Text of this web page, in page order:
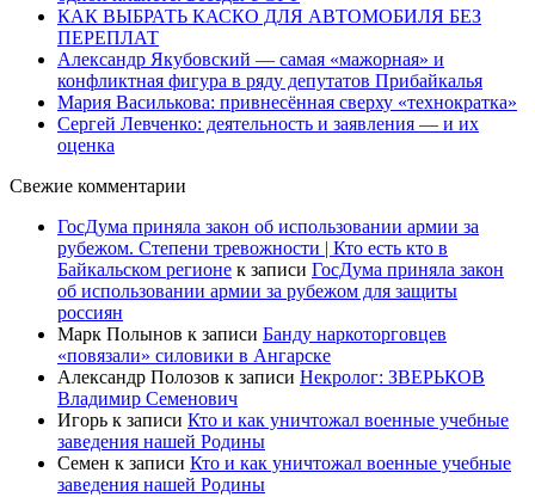
КАК ВЫБРАТЬ КАСКО ДЛЯ АВТОМОБИЛЯ БЕЗ
ПЕРЕПЛАТ
Александр Якубовский — самая «мажорная» и
конфликтная фигура в ряду депутатов Прибайкалья
Мария Василькова: привнесённая сверху «технократка»
Сергей Левченко: деятельность и заявления — и их
оценка
Свежие комментарии
ГосДума приняла закон об использовании армии за
рубежом. Степени тревожности | Кто есть кто в
Байкальском регионе к записи ГосДума приняла закон
об использовании армии за рубежом для защиты
россиян
Марк Полынов к записи Банду наркоторговцев
«повязали» силовики в Ангарске
Александр Полозов к записи Некролог: ЗВЕРЬКОВ
Владимир Семенович
Игорь к записи Кто и как уничтожал военные учебные
заведения нашей Родины
Семен к записи Кто и как уничтожал военные учебные
заведения нашей Родины